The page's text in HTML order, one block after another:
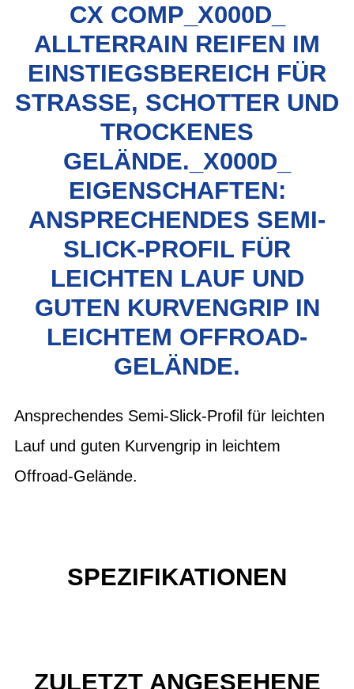
CX COMP_X000D_
ALLTERRAIN REIFEN IM
EINSTIEGSBEREICH FÜR
STRASSE, SCHOTTER UND T
ROCKENES G
ELÄNDE._X000D_ E
IGENSCHAFTEN: A
NSPRECHENDES SEMI-S
LICK-PROFIL FÜR L
EICHTEN LAUF UND G
UTEN KURVENGRIP IN L
EICHTEM OFFROAD-G
ELÄNDE.
Ansprechendes Semi-Slick-Profil für leichten
Lauf und guten Kurvengrip in leichtem
Offroad-Gelände.
SPEZIFIKATIONEN
ZULETZT ANGESEHENE